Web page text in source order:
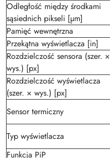
Odległość między środkami
sąsiednich pikseli [µm]
Pamięć wewnętrzna
Przekątna wyświetlacza [in]
Rozdzielczość sensora (szer. ×
wys.) [px]
Rozdzielczość wyświetlacza
(szer. × wys.) [px]
Sensor termiczny
Typ wyświetlacza
Funkcja PiP